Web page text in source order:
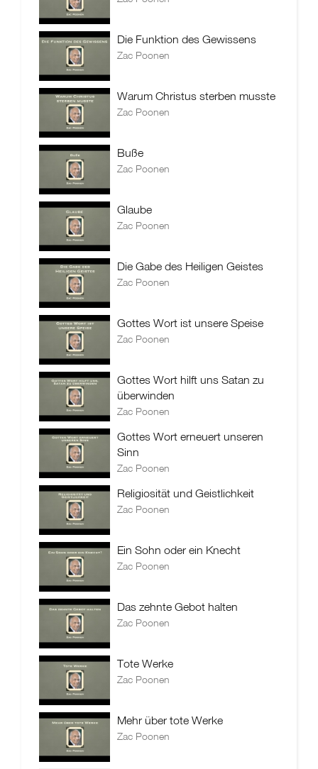
Die Funktion des Gewissens
Zac Poonen
Warum Christus sterben musste
Zac Poonen
Buße
Zac Poonen
Glaube
Zac Poonen
Die Gabe des Heiligen Geistes
Zac Poonen
Gottes Wort ist unsere Speise
Zac Poonen
Gottes Wort hilft uns Satan zu
überwinden
Zac Poonen
Gottes Wort erneuert unseren
Sinn
Zac Poonen
Religiosität und Geistlichkeit
Zac Poonen
Ein Sohn oder ein Knecht
Zac Poonen
Das zehnte Gebot halten
Zac Poonen
Tote Werke
Zac Poonen
Mehr über tote Werke
Zac Poonen